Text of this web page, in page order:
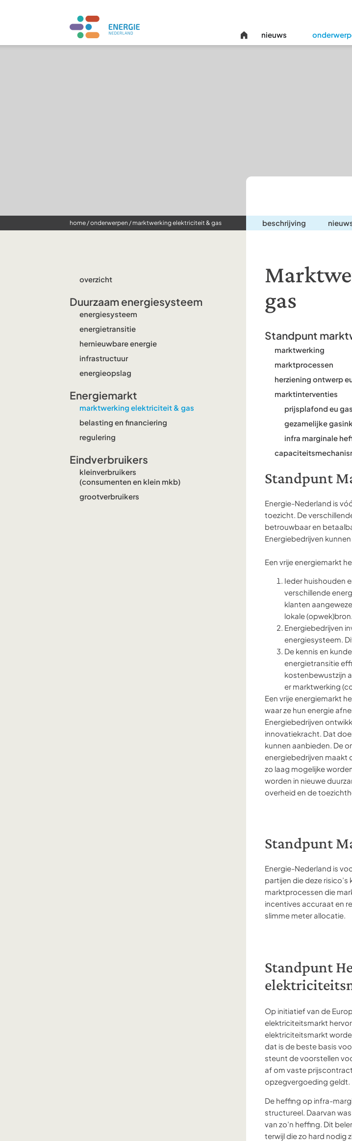
nieuws
home/onderwerpen / marktwerking elektriciteit & gas
overzicht
Duurzaam energiesysteem
energiesysteem
energietransitie
hernieuwbare energie
infrastructuur
energieopslag
Energiemarkt
marktwerking elektriciteit & gas
belasting en financiering
regulering
Eindverbruikers
kleinverbruikers
(consumenten en klein mkb)
grootverbruikers
beschrijving
gas
Standpunt
marktwerking
marktprocessen
herziening ontwerp
marktinterventies
prijsplafond eu
gezamelijke
infra marginale
Standpunt
Energie-Nederland is
toezicht. De
betrouwbaar en
Energiebedrijven
Een vrije energiemarkt
Ieder huishouden
verschillende
klanten
lokale (opwek)bron.
Energiebedrijven
energiesysteem.
De kennis en
energietransitie
kostenbewustzijn
er marktwerking
Een vrije energiemarkt
waar ze hun energie
Energiebedrijven
innovatiekracht. Dat
kunnen aanbieden. De
energiebedrijven maakt
zo laag mogelijke
worden in nieuwe
overheid en de
Standpunt
Energie-Nederland is
partijen die deze
marktprocessen die
incentives accuraat en
slimme meter allocatie.
Standpunt
Op initiatief van de
elektriciteitsmarkt
elektriciteitsmarkt
dat is de beste basis
steunt de voorstellen
af om vaste
opzegvergoeding geldt.
De heffing op infra-
structureel. Daarvan
van zo’n heffing. Dit
terwijl die zo hard nodig